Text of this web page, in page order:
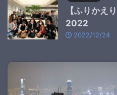
【ふりかえ
2022
2022/12/24